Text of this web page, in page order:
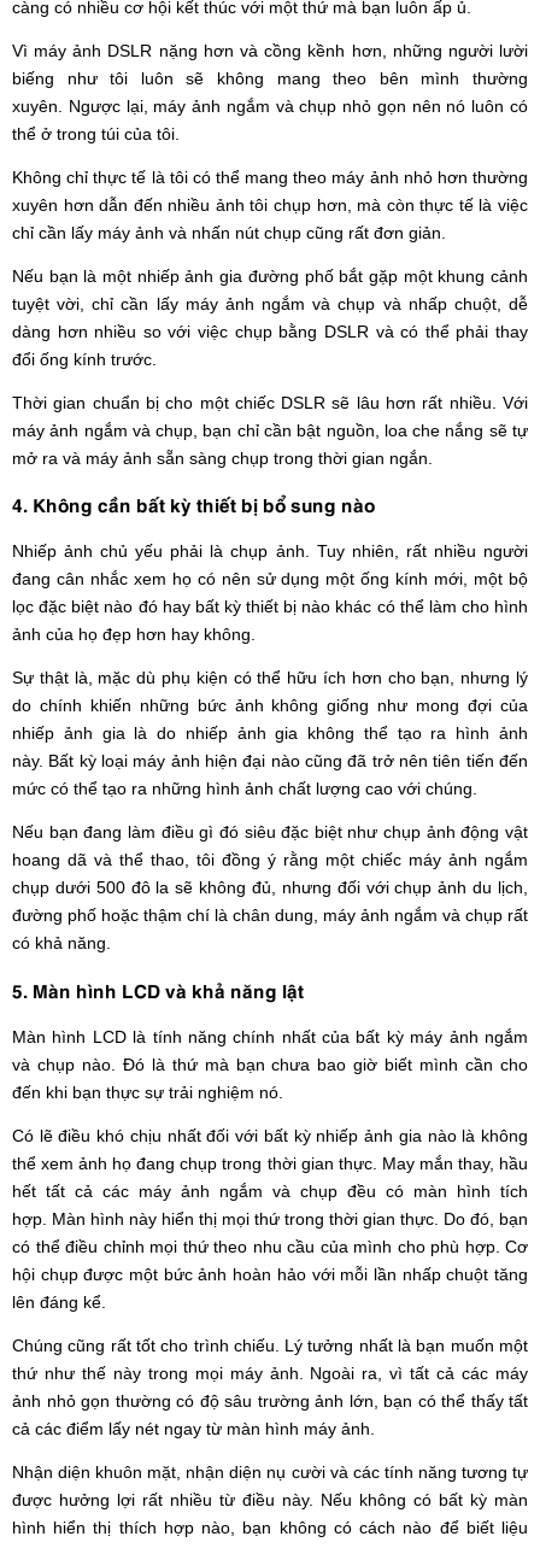
càng có nhiều cơ hội kết thúc với một thứ mà bạn luôn ấp ủ.
Vì máy ảnh DSLR nặng hơn và cồng kềnh hơn, những người lười
biếng như tôi luôn sẽ không mang theo bên mình thường
xuyên. Ngược lại, máy ảnh ngắm và chụp nhỏ gọn nên nó luôn có
thể ở trong túi của tôi.
Không chỉ thực tế là tôi có thể mang theo máy ảnh nhỏ hơn thường
xuyên hơn dẫn đến nhiều ảnh tôi chụp hơn, mà còn thực tế là việc
chỉ cần lấy máy ảnh và nhấn nút chụp cũng rất đơn giản.
Nếu bạn là một nhiếp ảnh gia đường phố bắt gặp một khung cảnh
tuyệt vời, chỉ cần lấy máy ảnh ngắm và chụp và nhấp chuột, dễ
dàng hơn nhiều so với việc chụp bằng DSLR và có thể phải thay
đổi ống kính trước.
Thời gian chuẩn bị cho một chiếc DSLR sẽ lâu hơn rất nhiều. Với
máy ảnh ngắm và chụp, bạn chỉ cần bật nguồn, loa che nắng sẽ tự
mở ra và máy ảnh sẵn sàng chụp trong thời gian ngắn.
4. Không cần bất kỳ thiết bị bổ sung nào
Nhiếp ảnh chủ yếu phải là chụp ảnh. Tuy nhiên, rất nhiều người
đang cân nhắc xem họ có nên sử dụng một ống kính mới, một bộ
lọc đặc biệt nào đó hay bất kỳ thiết bị nào khác có thể làm cho hình
ảnh của họ đẹp hơn hay không.
Sự thật là, mặc dù phụ kiện có thể hữu ích hơn cho bạn, nhưng lý
do chính khiến những bức ảnh không giống như mong đợi của
nhiếp ảnh gia là do nhiếp ảnh gia không thể tạo ra hình ảnh
này. Bất kỳ loại máy ảnh hiện đại nào cũng đã trở nên tiên tiến đến
mức có thể tạo ra những hình ảnh chất lượng cao với chúng.
Nếu bạn đang làm điều gì đó siêu đặc biệt như chụp ảnh động vật
hoang dã và thể thao, tôi đồng ý rằng một chiếc máy ảnh ngắm
chụp dưới 500 đô la sẽ không đủ, nhưng đối với chụp ảnh du lịch,
đường phố hoặc thậm chí là chân dung, máy ảnh ngắm và chụp rất
có khả năng.
5. Màn hình LCD và khả năng lật
Màn hình LCD là tính năng chính nhất của bất kỳ máy ảnh ngắm
và chụp nào. Đó là thứ mà bạn chưa bao giờ biết mình cần cho
đến khi bạn thực sự trải nghiệm nó.
Có lẽ điều khó chịu nhất đối với bất kỳ nhiếp ảnh gia nào là không
thể xem ảnh họ đang chụp trong thời gian thực. May mắn thay, hầu
hết tất cả các máy ảnh ngắm và chụp đều có màn hình tích
hợp. Màn hình này hiển thị mọi thứ trong thời gian thực. Do đó, bạn
có thể điều chỉnh mọi thứ theo nhu cầu của mình cho phù hợp. Cơ
hội chụp được một bức ảnh hoàn hảo với mỗi lần nhấp chuột tăng
lên đáng kể.
Chúng cũng rất tốt cho trình chiếu. Lý tưởng nhất là bạn muốn một
thứ như thế này trong mọi máy ảnh. Ngoài ra, vì tất cả các máy
ảnh nhỏ gọn thường có độ sâu trường ảnh lớn, bạn có thể thấy tất
cả các điểm lấy nét ngay từ màn hình máy ảnh.
Nhận diện khuôn mặt, nhận diện nụ cười và các tính năng tương tự
được hưởng lợi rất nhiều từ điều này. Nếu không có bất kỳ màn
hình hiển thị thích hợp nào, bạn không có cách nào để biết liệu